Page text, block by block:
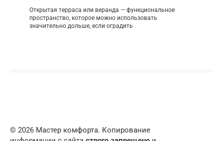
Открытая терраса или веранда — функциональное
пространство, которое можно использовать
значительно дольше, если оградить
© 2026 Мастер комфорта. Копирование